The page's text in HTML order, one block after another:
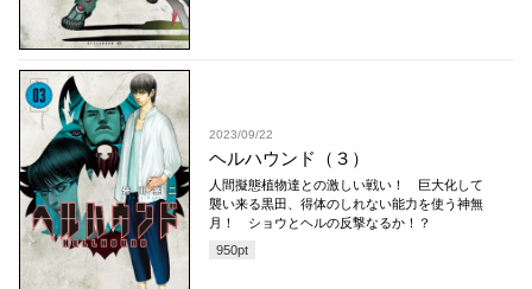
2023/09/22
ヘルハウンド（３）
人間擬態植物達との激しい戦い！ 巨大化して
襲い来る黒田、得体のしれない能力を使う神無
月！ ショウとヘルの反撃なるか！？
950pt